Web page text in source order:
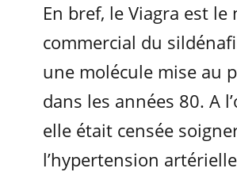
En bref, le Viagra est le
commercial du
une molécule mise au
dans les années 80. A
elle était censée
l’hypertension artérielle